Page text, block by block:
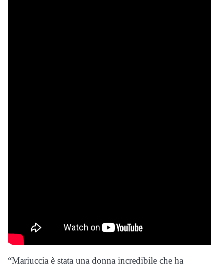
“Mariuccia è stata una donna incredibile che ha